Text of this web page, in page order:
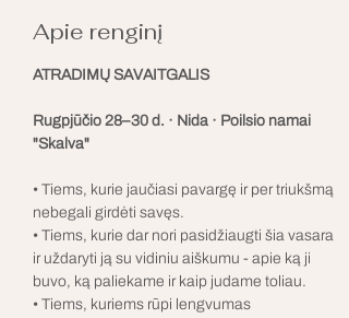
Apie renginį
ATRADIMŲ SAVAITGALIS
Rugpjūčio 28–30 d. · Nida · Poilsio namai
"Skalva"
• Tiems, kurie jaučiasi pavargę ir per triukšmą
nebegali girdėti savęs.
• Tiems, kurie dar nori pasidžiaugti šia vasara
ir uždaryti ją su vidiniu aiškumu - apie ką ji
buvo, ką paliekame ir kaip judame toliau.
• Tiems, kuriems rūpi lengvumas